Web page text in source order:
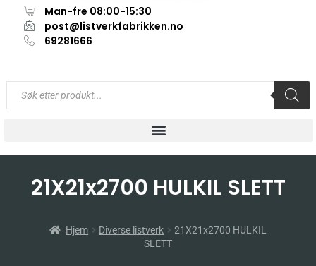
Man-fre 08:00-15:30
post@listverkfabrikken.no
69281666
21X21x2700 HULKIL SLETT
Hjem Diverse listverk
21X21x2700 HULKIL
SLETT